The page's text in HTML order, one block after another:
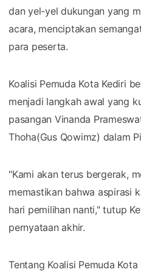
dan yel-yel dukungan yang
acara, menciptakan
para peserta.
Koalisi Pemuda Kota Kediri
menjadi langkah awal yang
pasangan Vinanda
Thoha(Gus Qowimz) dalam
"Kami akan terus bergerak,
memastikan bahwa aspirasi
hari pemilihan nanti," tutup
pernyataan akhir.
Tentang Koalisi Pemuda